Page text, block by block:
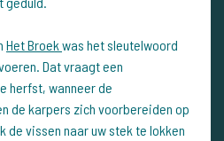
Het Broek was het sleutelwoord
Dat vraagt een
herfst, wanneer de
de karpers zich voorbereiden op
de vissen naar uw stek te lokken